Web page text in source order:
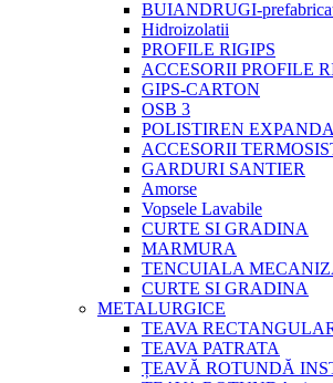
BUIANDRUGI-
Hidroizolatii
PROFILE RIGIPS
ACCESORII PROFILE
GIPS-CARTON
OSB 3
POLISTIREN
ACCESORII
GARDURI SANTIER
Amorse
Vopsele Lavabile
CURTE SI GRADINA
MARMURA
TENCUIALA
CURTE SI GRADINA
METALURGICE
TEAVA
TEAVA PATRATA
ȚEAVĂ ROTUNDĂ